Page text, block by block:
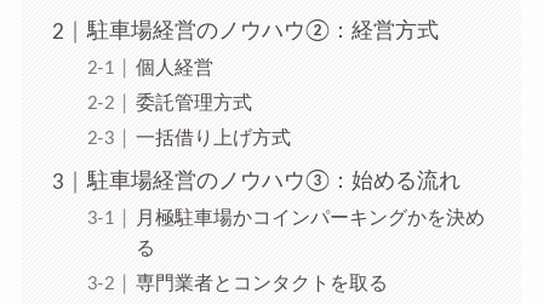
駐車場経営のノウハウ②：経営方式
個人経営
委託管理方式
一括借り上げ方式
駐車場経営のノウハウ③：始める流れ
月極駐車場かコインパーキングかを決め
る
専門業者とコンタクトを取る